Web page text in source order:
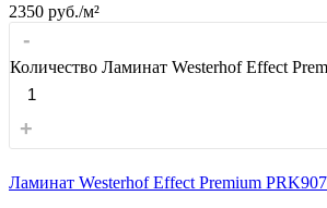
2350 руб./м²
-
Количество Ламинат Westerhof Effect
+
Ламинат Westerhof Effect Premium